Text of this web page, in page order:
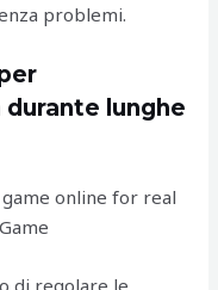
problemi.
lunghe
di regolare le